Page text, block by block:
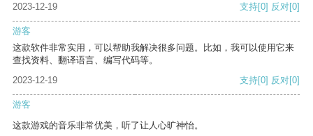
2023-12-19 支持[0] 反对[0]
游客
这款软件非常实用，可以帮助我解决很多问题。比如，我可以使用它来
查找资料、翻译语言、编写代码等。
2023-12-19
支持[0] 反对[0]
游客
这款游戏的音乐非常优美，听了让人心旷神怡。